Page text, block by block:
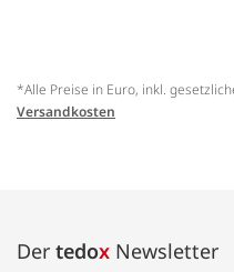
*Alle Preise in Euro, inkl.
Versandkosten
Der tedox Newsletter